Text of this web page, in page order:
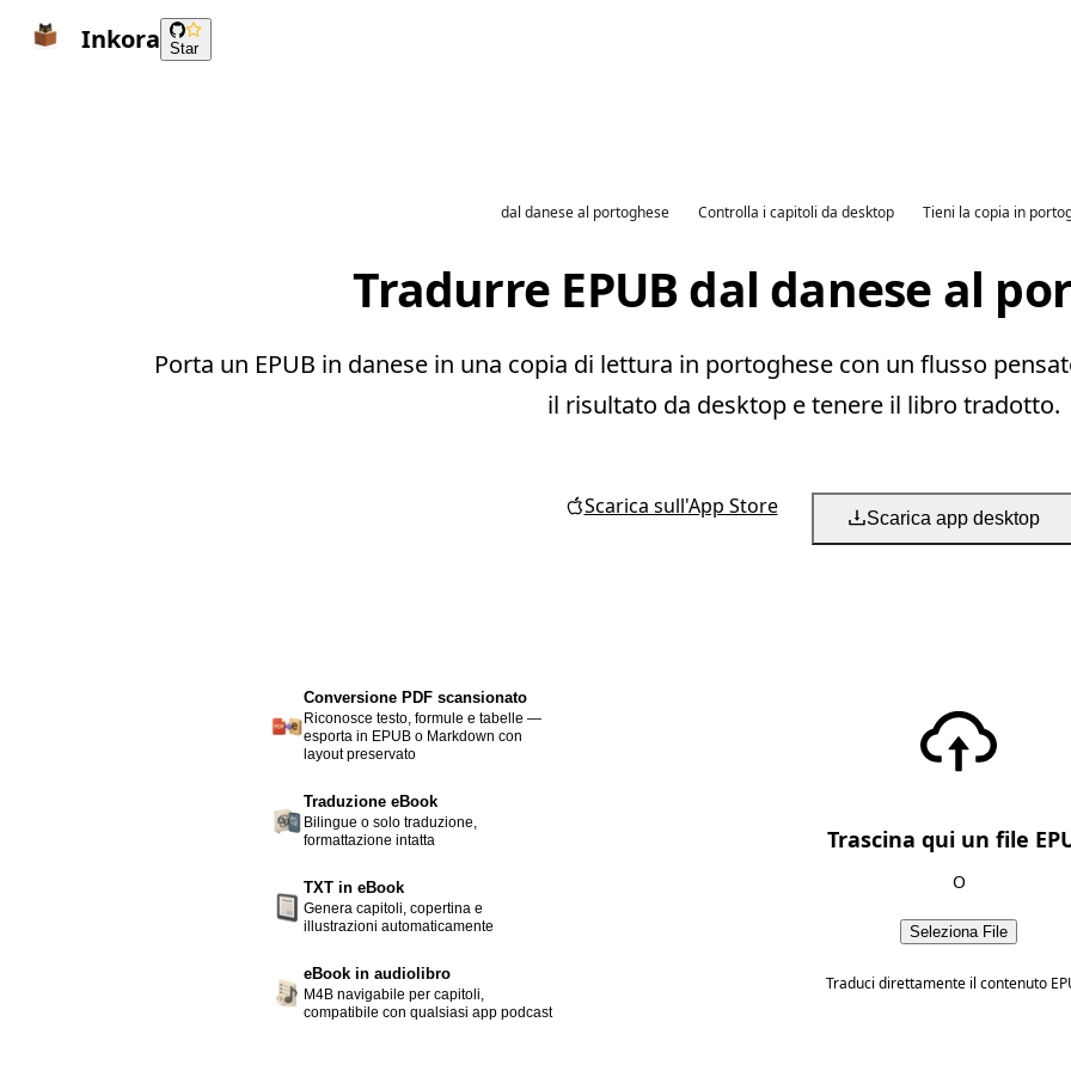
Inkora Star
dal danese al portoghese Controlla i capitoli da desktop Tieni la copia in
Tradurre EPUB dal danese al
Porta un EPUB in danese in una copia di lettura in portoghese con un flusso
il risultato da desktop e tenere il libro tradotto.
Scarica sull'App Store Scarica app desktop
Conversione PDF scansionato
Riconosce testo, formule e tabelle —
esporta in EPUB o Markdown con
layout preservato
Traduzione eBook
Bilingue o solo traduzione,
formattazione intatta
TXT in eBook
Genera capitoli, copertina e
illustrazioni automaticamente
eBook in audiolibro
M4B navigabile per capitoli,
compatibile con qualsiasi app podcast
Trascina qui un file
O
Seleziona File
Traduci direttamente il contenuto